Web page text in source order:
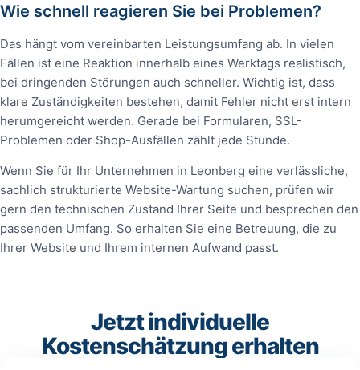
Wie schnell reagieren Sie bei Problemen?
Das hängt vom vereinbarten Leistungsumfang ab. In vielen
Fällen ist eine Reaktion innerhalb eines Werktags realistisch,
bei dringenden Störungen auch schneller. Wichtig ist, dass
klare Zuständigkeiten bestehen, damit Fehler nicht erst intern
herumgereicht werden. Gerade bei Formularen, SSL-
Problemen oder Shop-Ausfällen zählt jede Stunde.
Wenn Sie für Ihr Unternehmen in Leonberg eine verlässliche,
sachlich strukturierte Website-Wartung suchen, prüfen wir
gern den technischen Zustand Ihrer Seite und besprechen den
passenden Umfang. So erhalten Sie eine Betreuung, die zu
Ihrer Website und Ihrem internen Aufwand passt.
Jetzt individuelle
Kostenschätzung erhalten